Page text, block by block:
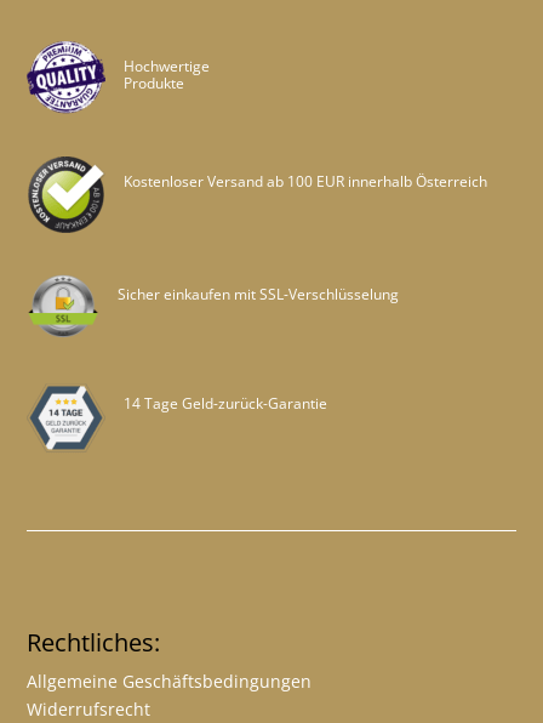
Hochwertige
Produkte
Kostenloser Versand ab 100 EUR innerhalb Österreich
Sicher einkaufen mit SSL-Verschlüsselung
14 Tage Geld-zurück-Garantie
Rechtliches:
Allgemeine Geschäftsbedingungen
Widerrufsrecht